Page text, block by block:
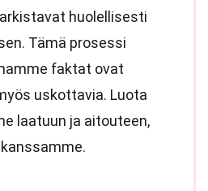
huolellisesti
Tämä prosessi
faktat ovat
uskottavia. Luota
laatuun ja aitouteen,